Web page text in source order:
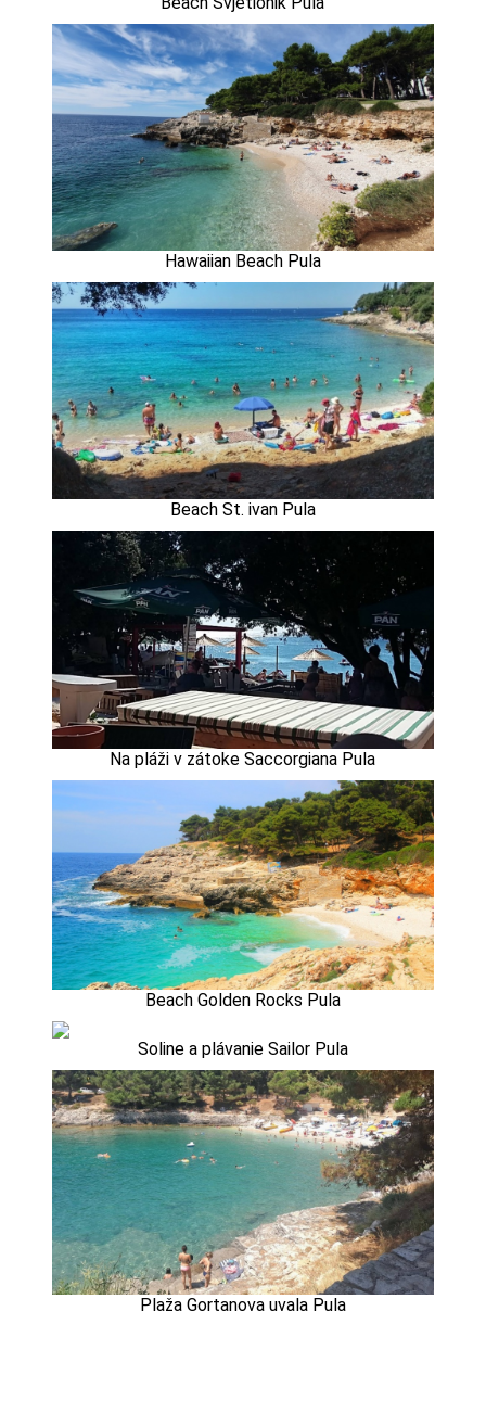
Hawaiian Beach Pula
Beach St. ivan Pula
Na pláži v zátoke Saccorgiana Pula
Beach Golden Rocks Pula
Soline a plávanie Sailor Pula
Plaža Gortanova uvala Pula